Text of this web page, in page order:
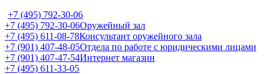
+7 (495) 792-30-06
+7 (495) 792-30-06Оружейный зал
+7 (495) 611-08-78Консультант оружейного зала
+7 (901) 407-48-05Отдела по работе с юридическими лицами
+7 (901) 407-47-54Интернет магазин
+7 (495) 611-33-05